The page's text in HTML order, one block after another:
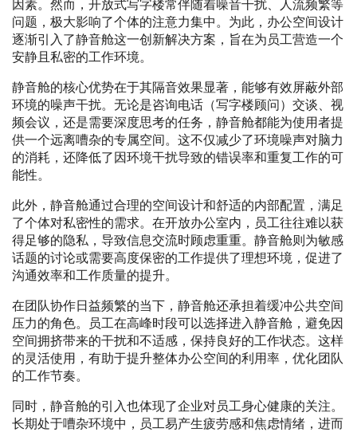
因素。然而，开放式写字楼常伴随着噪音干扰、人流频繁等
问题，极大影响了个体的注意力集中。为此，办公空间设计
逐渐引入了静音舱这一创新解决方案，旨在为员工营造一个
安静且私密的工作环境。
静音舱的核心优势在于其隔音效果显著，能够有效屏蔽外部
环境的噪声干扰。无论是咨询电话（写字楼顾问）交谈、视
频会议，还是需要深度思考的任务，静音舱都能为使用者提
供一个远离嘈杂的专属空间。这不仅减少了环境噪声对脑力
的消耗，还降低了因环境干扰导致的错误率和重复工作的可
能性。
此外，静音舱通过合理的空间设计和舒适的内部配置，满足
了个体对私密性的需求。在开放办公室内，员工往往难以获
得足够的隐私，导致信息交流时顾虑重重。静音舱则为敏感
话题的讨论或需要高度保密的工作提供了理想环境，促进了
沟通效率和工作质量的提升。
在团队协作日益频繁的当下，静音舱还承担着缓冲公共空间
压力的角色。员工在高峰时段可以选择进入静音舱，避免因
空间拥挤带来的干扰和不适感，保持良好的工作状态。这样
的灵活使用，有助于提升整体办公空间的利用率，优化团队
的工作节奏。
同时，静音舱的引入也体现了企业对员工身心健康的关注。
长期处于嘈杂环境中，员工易产生疲劳感和焦虑情绪，进而